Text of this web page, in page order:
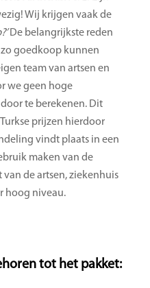
Wij krijgen vaak de
De belangrijkste reden
goedkoop kunnen
team van artsen en
we geen hoge
te berekenen. Dit
prijzen hierdoor
vindt plaats in een
maken van de
de artsen, ziekenhuis
hoog niveau.
tot het pakket: